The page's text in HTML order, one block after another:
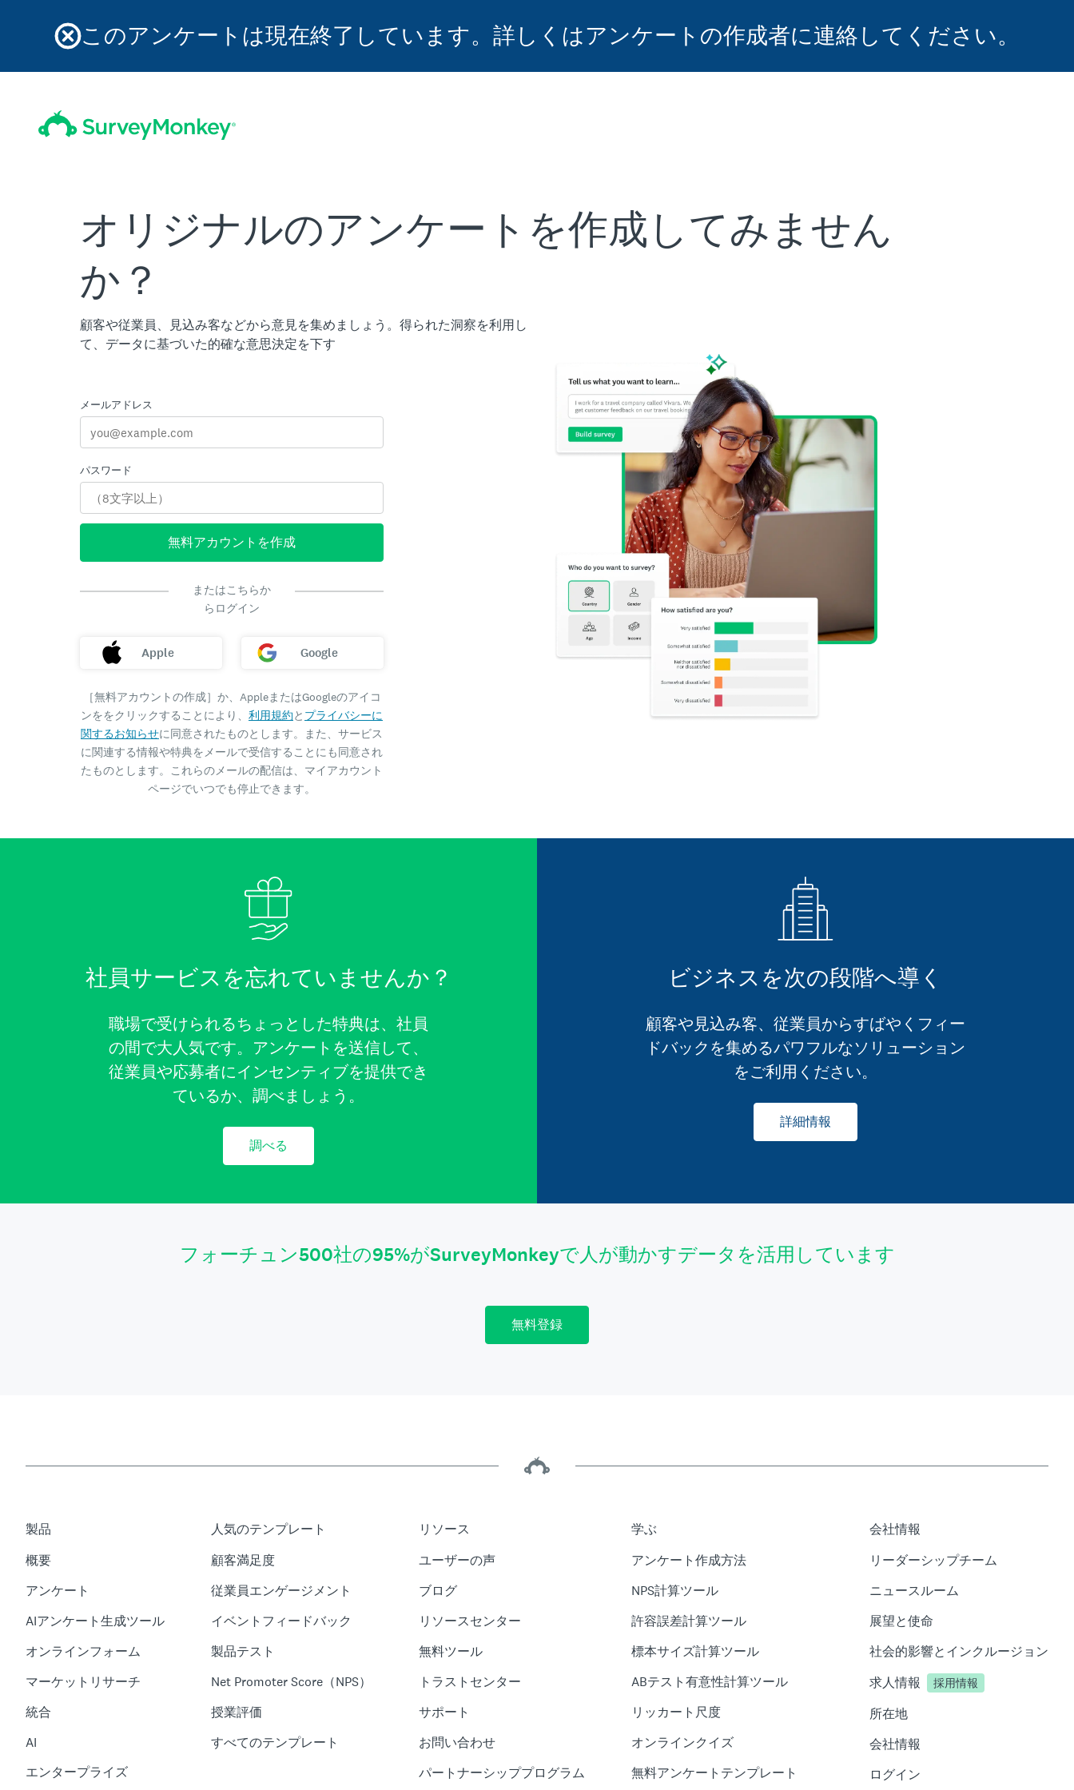
このアンケートは現在終了しています。詳しくはアンケートの作成者に連絡してください。
オリジナルのアンケートを作成してみません
か？
顧客や従業員、見込み客などから意見を集めましょう。得られた洞察を利用し
て、データに基づいた的確な意思決定を下す
メールアドレス
パスワード
無料アカウントを作成
またはこちらか
らログイン
Apple Google
［無料アカウントの作成］か、AppleまたはGoogleのアイコ
ンををクリックすることにより、 利用規約と プライバシーに
関するお知らせに同意されたものとします。また、サービス
に関連する情報や特典をメールで受信することにも同意され
たものとします。これらのメールの配信は、マイアカウント
ページでいつでも停止できます。
社員サービスを忘れていませんか？
職場で受けられるちょっとした特典は、社員
の間で大人気です。アンケートを送信して、
従業員や応募者にインセンティブを提供でき
ているか、調べましょう。
調べる
ビジネスを次の段階へ導く
顧客や見込み客、従業員からすばやくフィー
ドバックを集めるパワフルなソリューション
をご利用ください。
詳細情報
フォーチュン500社の95%がSurveyMonkeyで人が動かすデータを活用しています
無料登録
製品
概要
アンケート
AIアンケート生成ツール
オンラインフォーム
マーケットリサーチ
統合
AI
エンタープライズ
人気のテンプレート
顧客満足度
従業員エンゲージメント
イベントフィードバック
製品テスト
Net Promoter Score（NPS）
授業評価
すべてのテンプレート
リソース
ユーザーの声
ブログ
リソースセンター
無料ツール
トラストセンター
サポート
お問い合わせ
パートナーシッププログラム
学ぶ
アンケート作成方法
NPS計算ツール
許容誤差計算ツール
標本サイズ計算ツール
ABテスト有意性計算ツール
リッカート尺度
オンラインクイズ
無料アンケートテンプレート
会社情報
リーダーシップチーム
ニュースルーム
展望と使命
社会的影響とインクルージョン
求人情報
採用情報
所在地
会社情報
ログイン